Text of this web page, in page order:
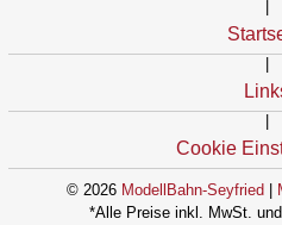
Cookie
© 2026 ModellBahn-Seyfried
*Alle Preise inkl. MwSt.